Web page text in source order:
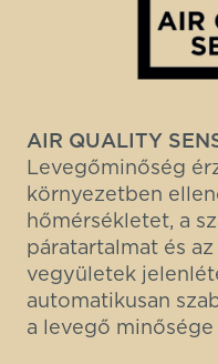
AIR QUALITY
Levegőminőség
környezetben
hőmérsékletet, a
páratartalmat és
vegyületek
automatikusan
a levegő